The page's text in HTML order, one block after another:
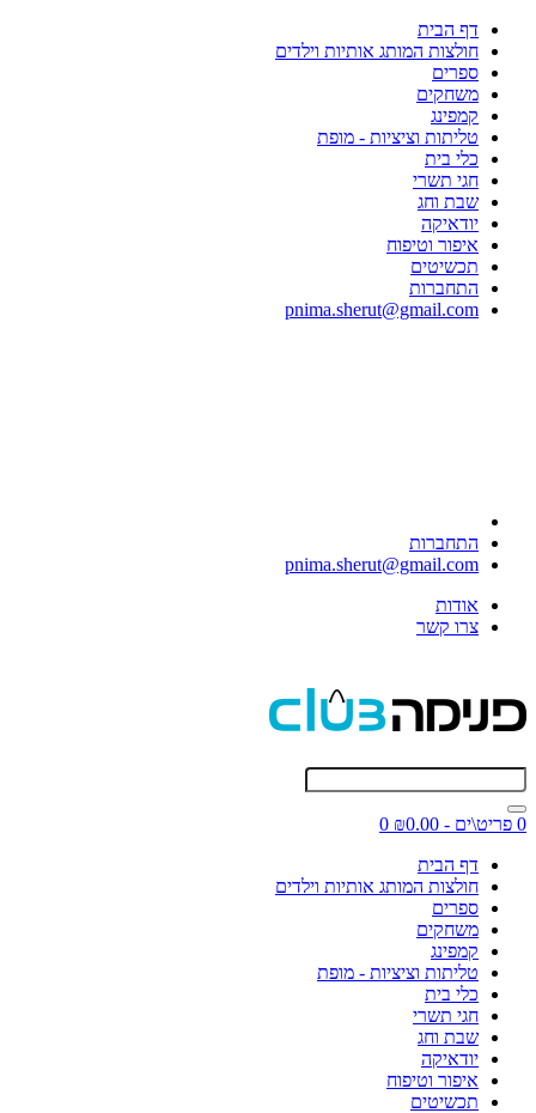
דף הבית
חולצות המותג אותיות וילדים
ספרים
משחקים
קמפינג
טליתות וציציות - מופת
כלי בית
חגי תשרי
שבת וחג
יודאיקה
איפור וטיפוח
תכשיטים
התחברות
pnima.sherut@gmail.com
התחברות
pnima.sherut@gmail.com
אודות
צרו קשר
0 פריט\ים - ₪0.00
0
דף הבית
חולצות המותג אותיות וילדים
ספרים
משחקים
קמפינג
טליתות וציציות - מופת
כלי בית
חגי תשרי
שבת וחג
יודאיקה
איפור וטיפוח
תכשיטים